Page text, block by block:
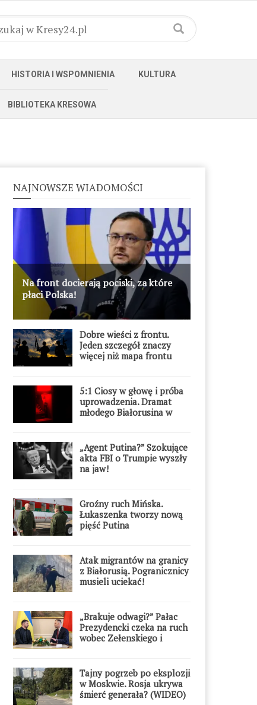
HISTORIA I WSPOMNIENIA KULTURA
BIBLIOTEKA KRESOWA
NAJNOWSZE WIADOMOŚCI
Na front docierają pociski, za które
płaci Polska!
Dobre wieści z frontu.
Jeden szczegół znaczy
więcej niż mapa frontu
5:1 Ciosy w głowę i próba
uprowadzenia. Dramat
młodego Białorusina w
„Agent Putina?” Szokujące
akta FBI o Trumpie wyszły
na jaw!
Groźny ruch Mińska.
Łukaszenka tworzy nową
pięść Putina
Atak migrantów na granicy
z Białorusią. Pogranicznicy
musieli uciekać!
„Brakuje odwagi?” Pałac
Prezydencki czeka na ruch
wobec Zełenskiego i
Tajny pogrzeb po eksplozji
w Moskwie. Rosja ukrywa
śmierć generała? (WIDEO)